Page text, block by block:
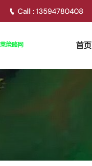
Call : 13594780408
首页